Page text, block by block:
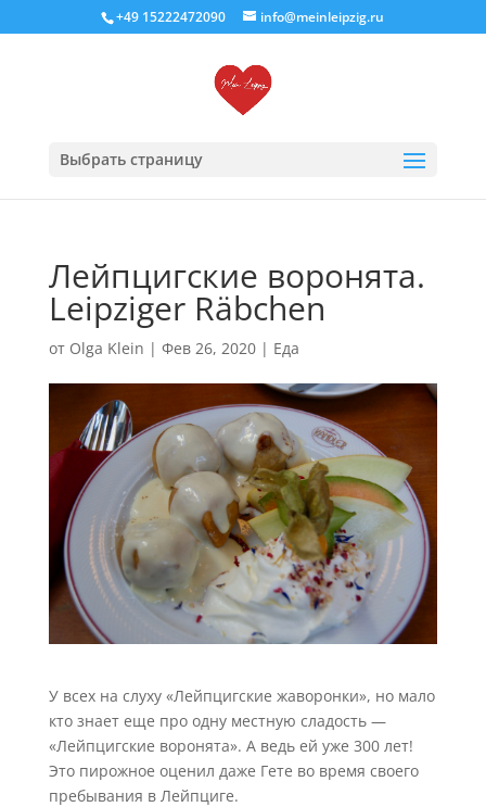
+49 15222472090 info@meinleipzig.ru
Выбрать страницу
Лейпцигские воронята.
Leipziger Räbchen
от Olga Klein | Фев 26, 2020| Еда
У всех на слуху «Лейпцигские жаворонки», но мало
кто знает еще про одну местную сладость —
«Лейпцигские воронята». А ведь ей уже 300 лет!
Это пирожное оценил даже Гете во время своего
пребывания в Лейпциге.